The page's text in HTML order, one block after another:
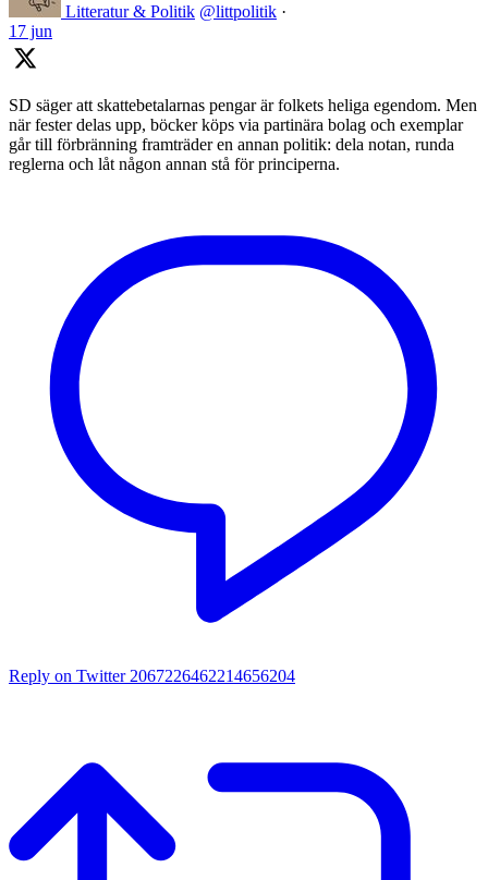
Litteratur & Politik @littpolitik ·
17 jun
SD säger att skattebetalarnas pengar är folkets heliga egendom. Men
när fester delas upp, böcker köps via partinära bolag och exemplar
går till förbränning framträder en annan politik: dela notan, runda
reglerna och låt någon annan stå för principerna.
Reply on Twitter 2067226462214656204